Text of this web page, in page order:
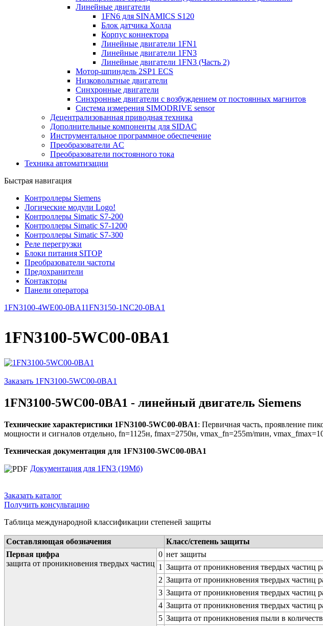
Линейные двигатели
1FN6 для SINAMICS S120
Блок датчика Холла
Корпус коннектора
Линейные двигатели 1FN1
Линейные двигатели 1FN3
Линейные двигатели 1FN3 (Часть 2)
Мотор-шпиндель 2SP1 ECS
Низковольтные двигатели
Синхронные двигатели
Синхронные двигатели с возбуждением от постоянных магнитов
Система измерения SIMODRIVE sensor
Децентрализованная приводная техника
Дополнительные компоненты для SIDAC
Инструментальное программное обеспечение
Преобразователи AC
Преобразователи постоянного тока
Техника автоматизации
Быстрая навигация
Контроллеры Siemens
Логические модули Logo!
Контроллеры Simatic S7-200
Контроллеры Simatic S7-1200
Контроллеры Simatic S7-300
Реле перегрузки
Блоки питания SITOP
Преобразователи частоты
Предохранители
Контакторы
Панели оператора
1FN3100-4WE00-0BA11FN3150-1NC20-0BA1
1FN3100-5WC00-0BA1
Заказать 1FN3100-5WC00-0BA1
1FN3100-5WC00-0BA1 - линейный двигатель Siemens
Технические характеристики 1FN3100-5WC00-0BA1: Первичная часть, проявление
мощности и сигналов отдельно, fn=1125н, fmax=2750н, vmax_fn=255m/mин,
Техническая документация для 1FN3100-5WC00-0BA1
Документация для 1FN3 (19Мб)
Заказать каталог
Получить консультацию
Таблица международной классификации степеней защиты
Составляющая обозначения
Класс/степень защиты
Первая цифра
защита от проникновения твердых частиц
0 нет защиты
1 Защита от проникновения твердых частиц
2 Защита от проникновения твердых частиц
3 Защита от проникновения твердых частиц
4 Защита от проникновения твердых частиц
5 Защита от проникновения пыли в